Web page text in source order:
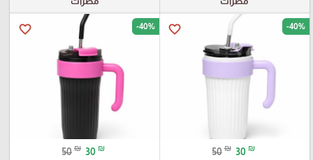
favorite_border -40%
50 ₪ 30 ₪
favorite_border -40%
50 ₪ 30 ₪